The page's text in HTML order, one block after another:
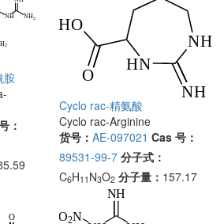
胺
：
Cyclo rac-精氨酸
Cyclo rac-Arginine
货号： AE-097021 Cas 号：
89531-99-7 分子式：
C6H11 N3O2 分子量： 157.17